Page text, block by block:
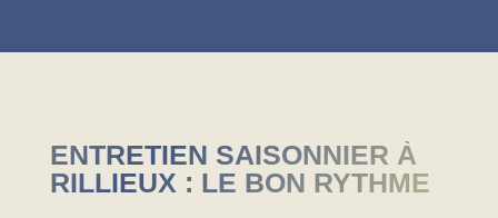
ENTRETIEN SAISONNIER À
RILLIEUX : LE BON RYTHME